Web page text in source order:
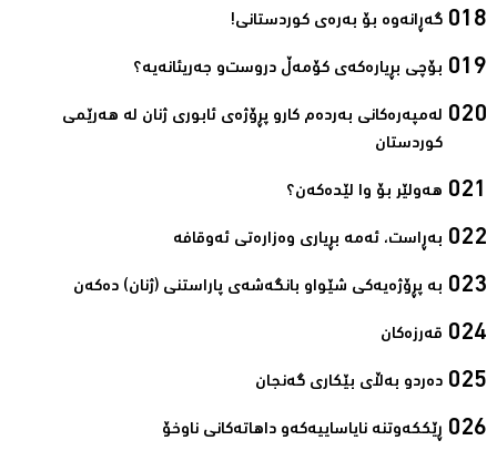
گەڕانەوە بۆ بەرەی كوردستانی!‌
بۆچی‌ بڕیارەکەی‌ کۆمەڵ دروست‌و جەریئانەیە؟‌
لەمپەرەکانى بەردەم کارو پڕۆژەى ئابورى ژنان لە هەرێمى
کوردستان‌
هەولێر بۆ وا لێدەكەن؟‌
بەڕاست، ئەمە بڕیاری‌ وەزارەتی‌ ئەوقافە‌
بە پڕۆژەیەكی شێواو بانگەشەی پاراستنی (ژنان) دەكەن‌
قەرزەکان‌
دەردو بەڵاى بێکارى گەنجان‌
ڕێککەوتنە نایاساییەکەو داهاتەکانی‌ ناوخۆ‌